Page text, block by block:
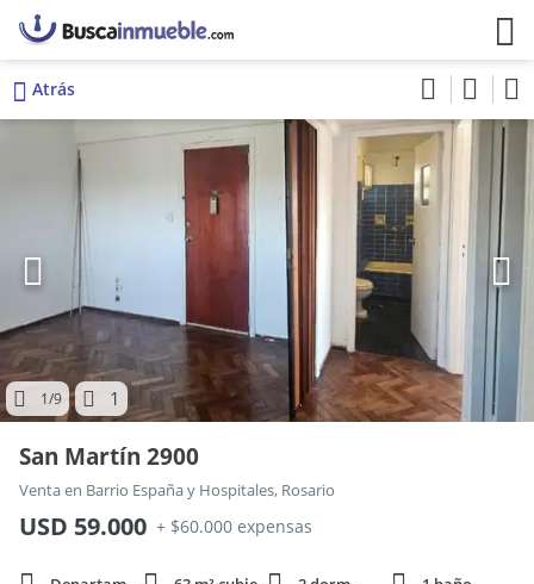
Atrás
1/9 1
San Martín 2900
Venta en Barrio España y Hospitales, Rosario
USD 59.000 + $60.000 expensas